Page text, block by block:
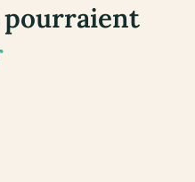
pourraient